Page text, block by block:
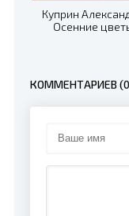
Куприн
Осенние
КОММЕНТАРИЕВ